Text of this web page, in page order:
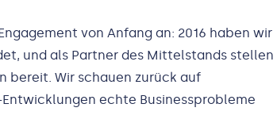
von Anfang an: 2016 haben wir
und als Partner des Mittelstands stellen
bereit. Wir schauen zurück auf
echte Businessprobleme